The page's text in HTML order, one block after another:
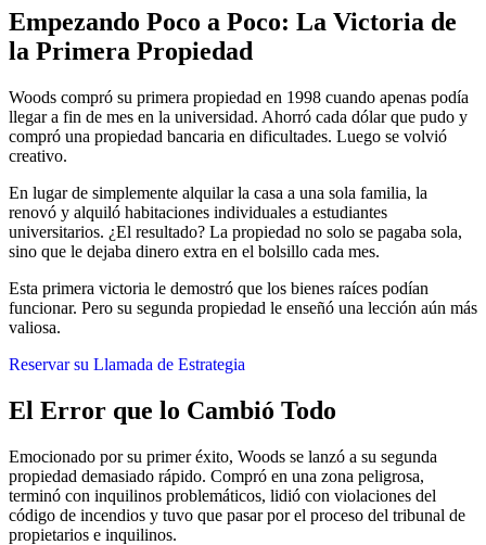
Empezando Poco a Poco: La Victoria de
la Primera Propiedad
Woods compró su primera propiedad en 1998 cuando apenas podía
llegar a fin de mes en la universidad. Ahorró cada dólar que pudo y
compró una propiedad bancaria en dificultades. Luego se volvió
creativo.
En lugar de simplemente alquilar la casa a una sola familia, la
renovó y alquiló habitaciones individuales a estudiantes
universitarios. ¿El resultado? La propiedad no solo se pagaba sola,
sino que le dejaba dinero extra en el bolsillo cada mes.
Esta primera victoria le demostró que los bienes raíces podían
funcionar. Pero su segunda propiedad le enseñó una lección aún más
valiosa.
Reservar su Llamada de Estrategia
El Error que lo Cambió Todo
Emocionado por su primer éxito, Woods se lanzó a su segunda
propiedad demasiado rápido. Compró en una zona peligrosa,
terminó con inquilinos problemáticos, lidió con violaciones del
código de incendios y tuvo que pasar por el proceso del tribunal de
propietarios e inquilinos.